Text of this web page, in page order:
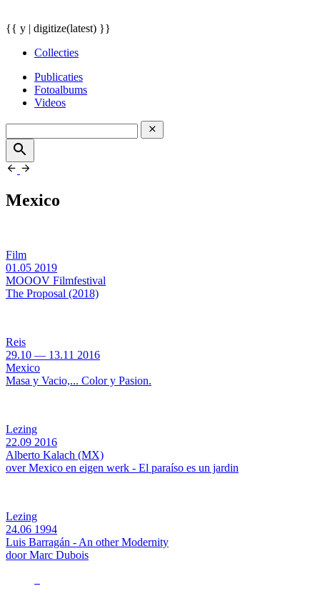
{{ y | digitize(latest) }}
Collecties
Publicaties
Fotoalbums
Videos
Mexico
Film
01.05 2019
MOOOV Filmfestival
The Proposal (2018)
Reis
29.10 — 13.11 2016
Mexico
Masa y Vacio,... Color y Pasion.
Lezing
22.09 2016
Alberto Kalach (MX)
over Mexico en eigen werk - El paraíso es un jardin
Lezing
24.06 1994
Luis Barragán - An other Modernity
door Marc Dubois